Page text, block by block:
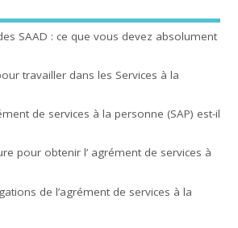
SAAD : ce que vous devez absolument
travailler dans les Services à la
de services à la personne (SAP) est-il
pour obtenir l’ agrément de services à
de l’agrément de services à la